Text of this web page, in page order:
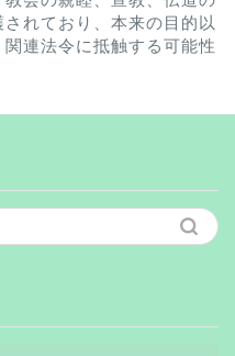
れており、本来の目的以
連法令に抵触する可能性